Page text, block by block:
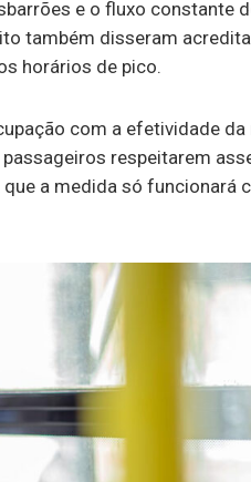
e o fluxo constante
também disseram
horários de pico.
com a efetividade da
respeitarem
a medida só funcionará